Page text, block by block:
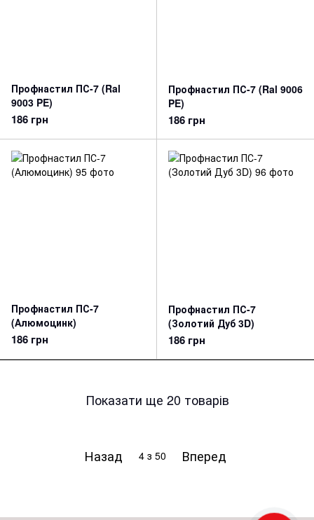
Профнастил ПС-7 (Ral
9003 PE)
186 грн
Профнастил ПС-7 (Ral 9006
PE)
186 грн
Профнастил ПС-7
(Алюмоцинк)
186 грн
Профнастил ПС-7
(Золотий Дуб 3D)
186 грн
Показати ще 20 товарів
Назад 4 з 50 Вперед